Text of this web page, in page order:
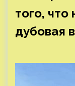
того,
дубовая